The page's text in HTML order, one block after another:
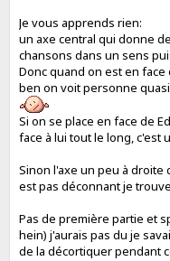
Je vous apprends rien:
un axe central qui donne
chansons dans un sens
Donc quand on est en
ben on voit personne
Si on se place en face de
face à lui tout le long, c'est
Sinon l'axe un peu à droite
est pas déconnant je
Pas de première partie et
hein) j'aurais pas du je
de la décortiquer pendant